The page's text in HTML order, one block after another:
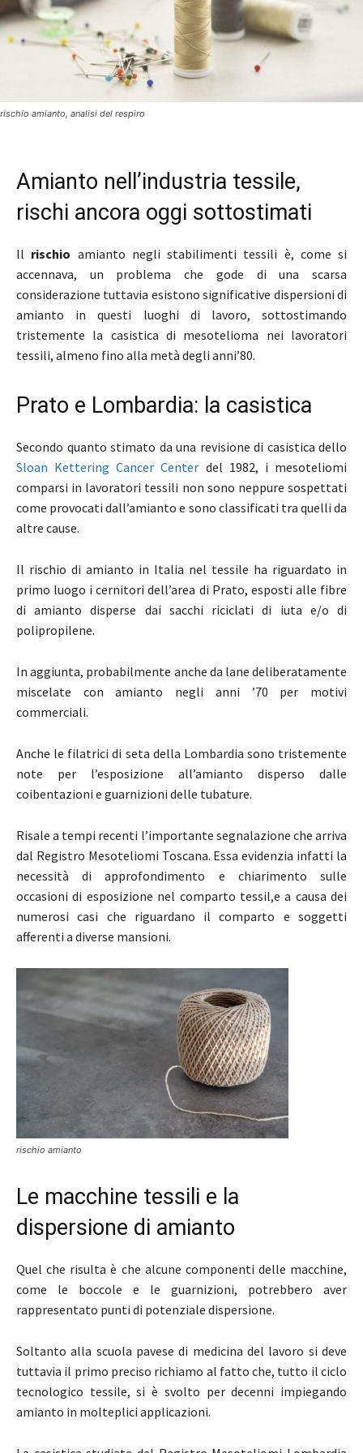
rischio amianto, analisi del respiro
Amianto nell’industria tessile,
rischi ancora oggi sottostimati
Il rischio amianto negli stabilimenti tessili è, come si
accennava, un problema che gode di una scarsa
considerazione tuttavia esistono significative dispersioni di
amianto in questi luoghi di lavoro, sottostimando
tristemente la casistica di mesotelioma nei lavoratori
tessili, almeno fino alla metà degli anni’80.
Prato e Lombardia: la casistica
Secondo quanto stimato da una revisione di casistica dello
Sloan Kettering Cancer Center del 1982, i mesoteliomi
comparsi in lavoratori tessili non sono neppure sospettati
come provocati dall’amianto e sono classificati tra quelli da
altre cause.
Il rischio di amianto in Italia nel tessile ha riguardato in
primo luogo i cernitori dell’area di Prato, esposti alle fibre
di amianto disperse dai sacchi riciclati di iuta e/o di
polipropilene.
In aggiunta, probabilmente anche da lane deliberatamente
miscelate con amianto negli anni ’70 per motivi
commerciali.
Anche le filatrici di seta della Lombardia sono tristemente
note per l’esposizione all’amianto disperso dalle
coibentazioni e guarnizioni delle tubature.
Risale a tempi recenti l’importante segnalazione che arriva
dal Registro Mesoteliomi Toscana. Essa evidenzia infatti la
necessità di approfondimento e chiarimento sulle
occasioni di esposizione nel comparto tessil,e a causa dei
numerosi casi che riguardano il comparto e soggetti
afferenti a diverse mansioni.
rischio amianto
Le macchine tessili e la
dispersione di amianto
Quel che risulta è che alcune componenti delle macchine,
come le boccole e le guarnizioni, potrebbero aver
rappresentato punti di potenziale dispersione.
Soltanto alla scuola pavese di medicina del lavoro si deve
tuttavia il primo preciso richiamo al fatto che, tutto il ciclo
tecnologico tessile, si è svolto per decenni impiegando
amianto in molteplici applicazioni.